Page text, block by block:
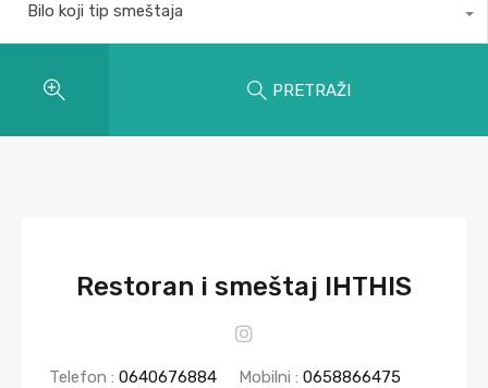
Bilo koji tip smeštaja
PRETRAŽI
Restoran i smeštaj IHTHIS
Telefon : 0640676884 Mobilni : 0658866475